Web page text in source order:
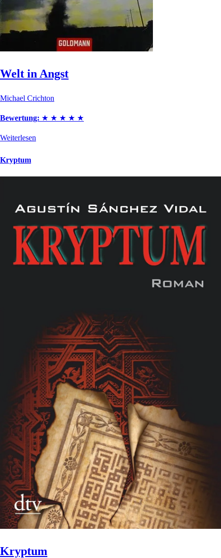
Welt in Angst
Michael Crichton
Bewertung: ★ ★ ★ ★ ★
Weiterlesen
Kryptum
Kryptum